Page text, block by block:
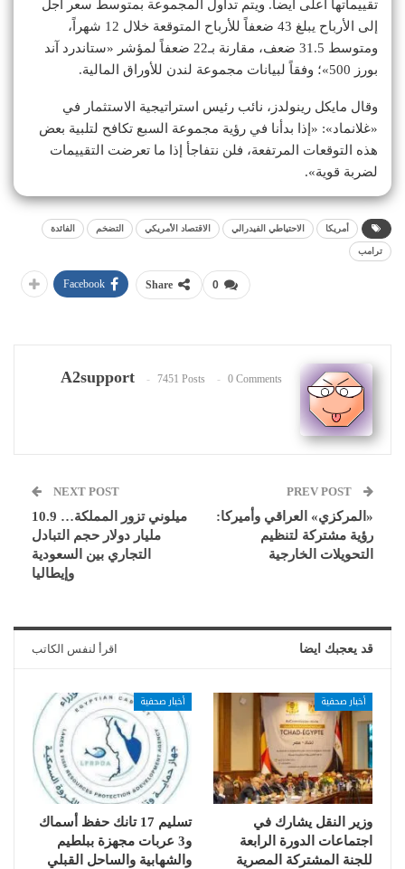
تقييماتها أعلى أيضاً. ويتم تداول المجموعة بمتوسط سعر آجل
إلى الأرباح يبلغ 43 ضعفاً للأرباح المتوقعة خلال 12 شهراً،
ومتوسط 31.5 ضعف، مقارنة بـ22 ضعفاً لمؤشر «ستاندرد آند
بورز 500»؛ وفقاً لبيانات مجموعة لندن للأوراق المالية.
وقال مايكل رينولدز، نائب رئيس استراتيجية الاستثمار في
«غلانماد»: «إذا بدأنا في رؤية مجموعة السبع تكافح لتلبية بعض
هذه التوقعات المرتفعة، فلن نتفاجأ إذا ما تعرضت التقييمات
لضربة قوية».
أمريكا الاحتياطي الفيدرالي الاقتصاد الأمريكي التضخم الفائدة
ترامب
0
Share
Facebook
A2support 7451 Posts 0 Comments
«المركزي» العراقي وأميركا:
رؤية مشتركة لتنظيم
التحويلات الخارجية
NEXT POST
ميلوني تزور المملكة… 10.9
مليار دولار حجم التبادل
التجاري بين السعودية
وإيطاليا
قد يعجبك ايضا اقرأ لنفس الكاتب
أخبار صحفية
وزير النقل يشارك في
اجتماعات الدورة الرابعة
للجنة المشتركة المصرية
أخبار صحفية
تسليم 17 تانك حفظ أسماك
و3 عربات مجهزة ببلطيم
والشهابية والساحل القبلي